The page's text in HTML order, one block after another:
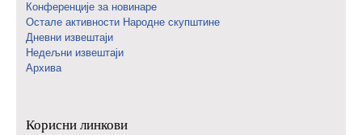
Конференције за новинаре
Oстале активности Народне скупштине
Дневни извештаји
Недељни извештаји
Архива
Корисни линкови